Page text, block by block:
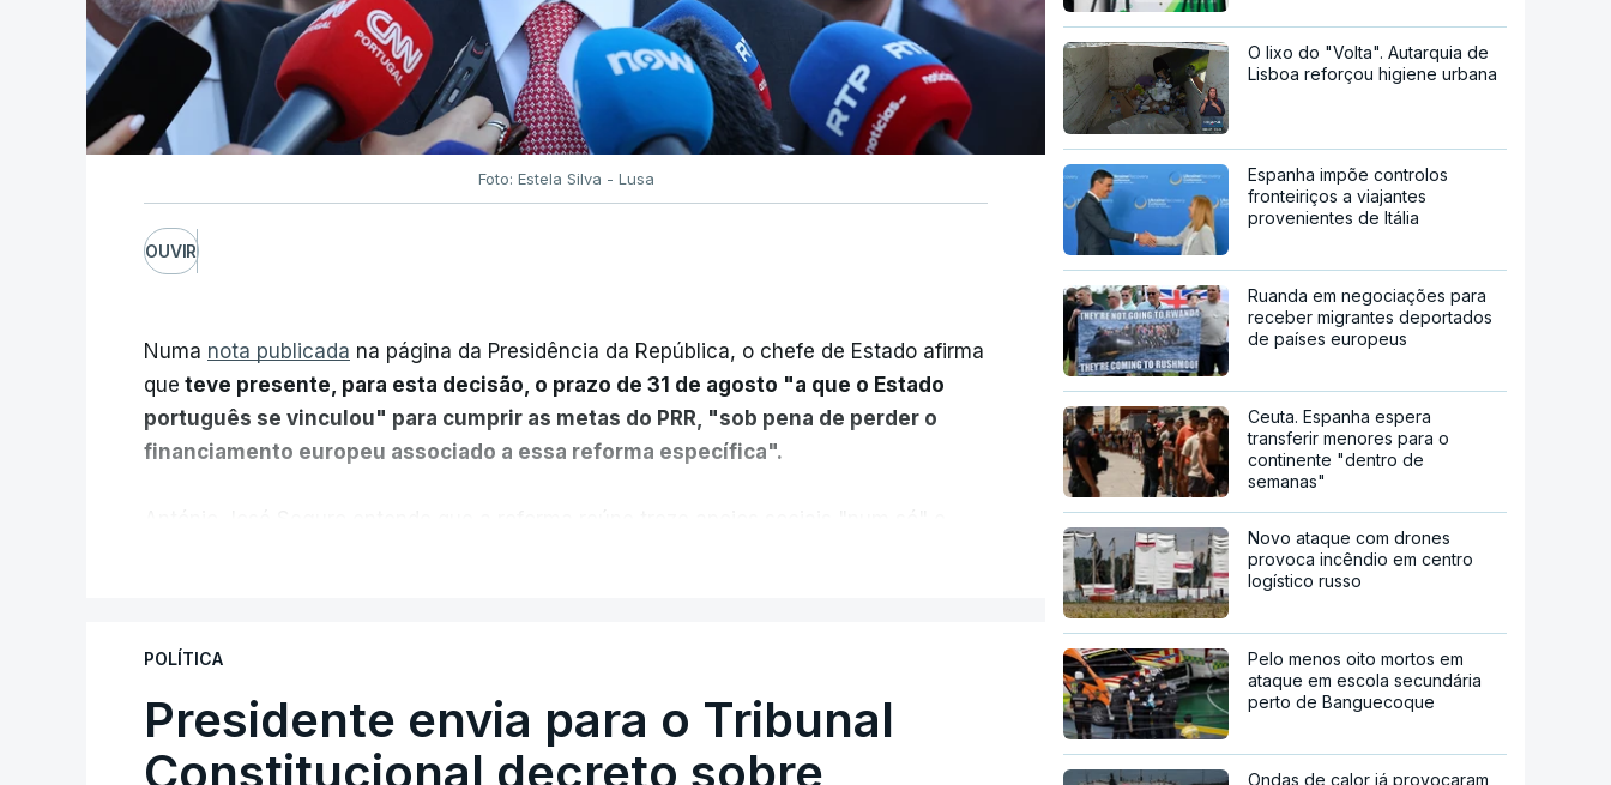
Foto: Estela Silva - Lusa
OUVIR
Numa nota publicada na página da Presidência da República, o chefe de Estado afirma
que teve presente, para esta decisão, o prazo de 31 de agosto "a que o Estado
português se vinculou" para cumprir as metas do PRR, "sob pena de perder o
financiamento europeu associado a essa reforma específica".
os apoios chegam a quem mais necessita, estaremos a dar um passo na direção
POLÍTICA
Presidente envia para o Tribunal
Constitucional decreto sobre
O lixo do "Volta". Autarquia de
Lisboa reforçou higiene urbana
Espanha impõe controlos
fronteiriços a viajantes
provenientes de Itália
Ruanda em negociações para
receber migrantes deportados
de países europeus
Ceuta. Espanha espera
transferir menores para o
continente "dentro de
semanas"
Novo ataque com drones
provoca incêndio em centro
logístico russo
Pelo menos oito mortos em
ataque em escola secundária
perto de Banguecoque
Ondas de calor já provocaram